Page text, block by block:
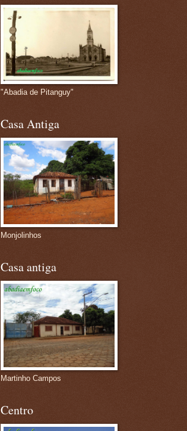
"Abadia de Pitanguy"
Casa Antiga
Monjolinhos
Casa antiga
Martinho Campos
Centro